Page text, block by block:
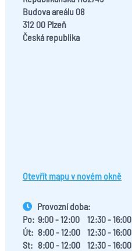
Budova areálu 08
312 00 Plzeň
Česká republika
Provozní doba:
Po:9:00 - 12:00 12:30 - 16:00
Út: 8:00 - 12:0012:30 - 16:00
St: 8:00 - 12:0012:30 - 16:00
Otevřít mapu v novém okně